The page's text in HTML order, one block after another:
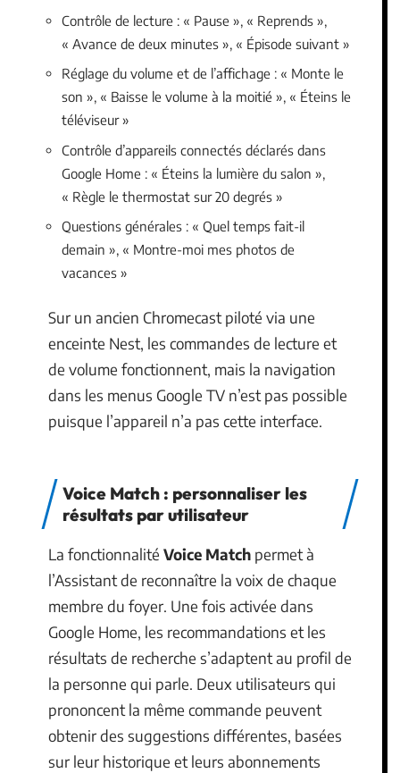
Contrôle de lecture : « Pause », « Reprends »,
« Avance de deux minutes », « Épisode suivant »
Réglage du volume et de l’affichage : « Monte le
son », « Baisse le volume à la moitié », « Éteins le
téléviseur »
Contrôle d’appareils connectés déclarés dans
Google Home : « Éteins la lumière du salon »,
« Règle le thermostat sur 20 degrés »
Questions générales : « Quel temps fait-il
demain », « Montre-moi mes photos de
vacances »
Sur un ancien Chromecast piloté via une
enceinte Nest, les commandes de lecture et
de volume fonctionnent, mais la navigation
dans les menus Google TV n’est pas possible
puisque l’appareil n’a pas cette interface.
Voice Match : personnaliser les
résultats par utilisateur
La fonctionnalité Voice Match permet à
l’Assistant de reconnaître la voix de chaque
membre du foyer. Une fois activée dans
Google Home, les recommandations et les
résultats de recherche s’adaptent au profil de
la personne qui parle. Deux utilisateurs qui
prononcent la même commande peuvent
obtenir des suggestions différentes, basées
sur leur historique et leurs abonnements